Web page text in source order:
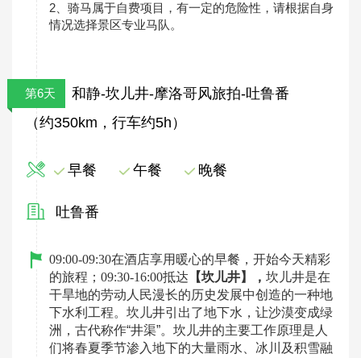
2、骑马属于自费项目，有一定的危险性，请根据自身
情况选择景区专业马队。
第6天
和静-坎儿井-摩洛哥风旅拍-吐鲁番
（约350km，行车约5h）
早餐 午餐 晚餐
吐鲁番
09:00-09:30在酒店享用暖心的早餐，开始今天精彩
的旅程；09:30-16:00抵达 【坎儿井】， 坎儿井是在
干旱地的劳动人民漫长的历史发展中创造的一种地
下水利工程。坎儿井引出了地下水，让沙漠变成绿
洲，古代称作“井渠”。坎儿井的主要工作原理是人
们将春夏季节渗入地下的大量雨水、冰川及积雪融